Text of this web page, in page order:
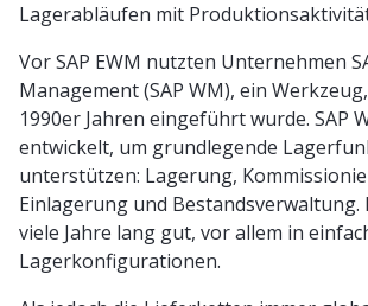
Lagerabläufen mit
Vor SAP EWM nutzten Unternehmen
Management (SAP WM), ein
1990er Jahren eingeführt wurde. SAP
entwickelt, um grundlegende
unterstützen: Lagerung,
Einlagerung und
viele Jahre lang gut, vor allem in
Lagerkonfigurationen.